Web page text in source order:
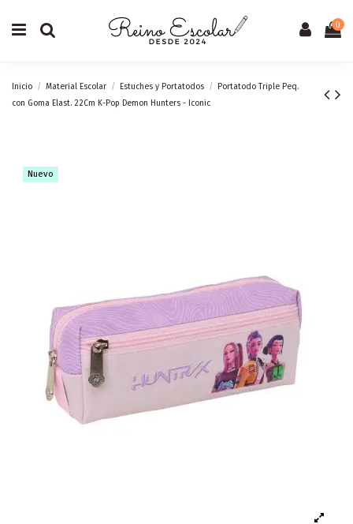
0
Inicio Material Escolar Estuches y Portatodos
Portatodo Triple Peq.
con Goma Elast. 22Cm K-Pop Demon Hunters - Iconic
Nuevo